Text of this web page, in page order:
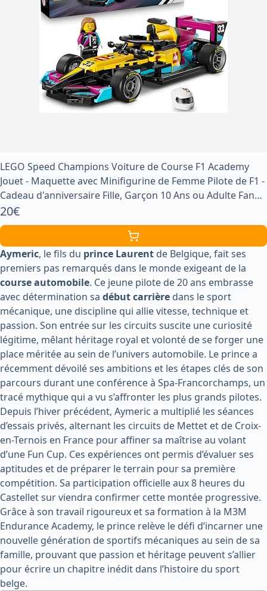
LEGO Speed Champions Voiture de Course F1 Academy
Jouet - Maquette avec Minifigurine de Femme Pilote de F1 -
Cadeau d'anniversaire Fille, Garçon 10 Ans ou Adulte Fan
de Sport Automobile 77258
20€
Aymeric, le fils du prince Laurent de Belgique, fait ses
premiers pas remarqués dans le monde exigeant de la
course automobile. Ce jeune pilote de 20 ans embrasse
avec détermination sa début carrière dans le sport
mécanique, une discipline qui allie vitesse, technique et
passion. Son entrée sur les circuits suscite une curiosité
légitime, mêlant héritage royal et volonté de se forger une
place méritée au sein de l’univers automobile. Le prince a
récemment dévoilé ses ambitions et les étapes clés de son
parcours durant une conférence à Spa-Francorchamps, un
tracé mythique qui a vu s’affronter les plus grands pilotes.
Depuis l’hiver précédent, Aymeric a multiplié les séances
d’essais privés, alternant les circuits de Mettet et de Croix-
en-Ternois en France pour affiner sa maîtrise au volant
d’une Fun Cup. Ces expériences ont permis d’évaluer ses
aptitudes et de préparer le terrain pour sa première
compétition. Sa participation officielle aux 8 heures du
Castellet sur viendra confirmer cette montée progressive.
Grâce à son travail rigoureux et sa formation à la M3M
Endurance Academy, le prince relève le défi d’incarner une
nouvelle génération de sportifs mécaniques au sein de sa
famille, prouvant que passion et héritage peuvent s’allier
pour écrire un chapitre inédit dans l’histoire du sport
belge.